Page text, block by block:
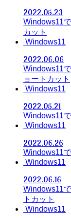
2022.05.23
Windows11
カット
Windows11
2022.06.06
Windows11
ョートカット
Windows11
2022.05.21
Windows11
Windows11
2022.06.26
Windows11
Windows11
2022.06.16
Windows11
トカット
Windows11